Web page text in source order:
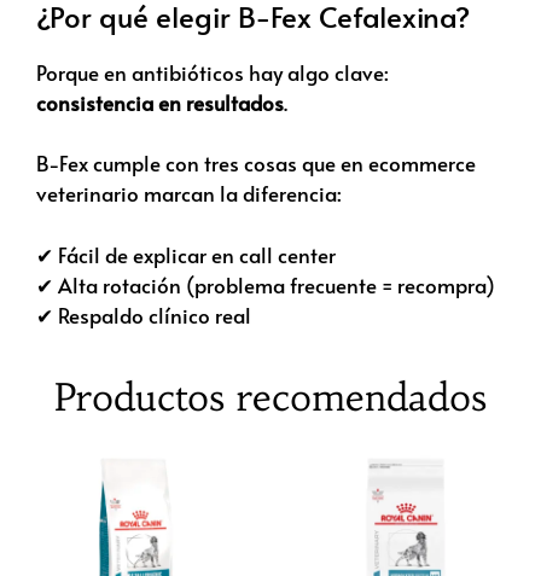
¿Por qué elegir B-Fex Cefalexina?
Porque en antibióticos hay algo clave:
consistencia en resultados.
B-Fex cumple con tres cosas que en ecommerce
veterinario marcan la diferencia:
✔ Fácil de explicar en call center
✔ Alta rotación (problema frecuente = recompra)
✔ Respaldo clínico real
Productos recomendados